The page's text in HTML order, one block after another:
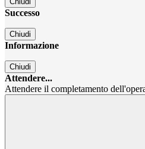
Successo
Chiudi
Informazione
Chiudi
Attendere...
Attendere il completamento